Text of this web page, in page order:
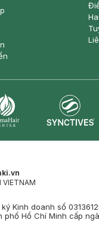
VIETNAM
Kinh doanh số
Hồ Chí Minh cấp